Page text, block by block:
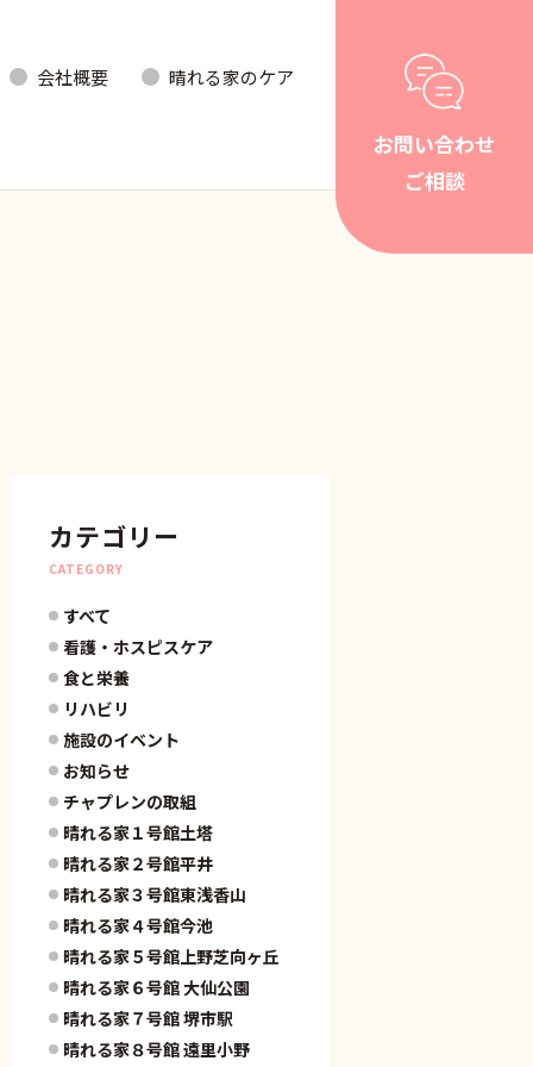
会社概要 晴れる家のケア
お問い合わせ
ご相談
カテゴリー
CATEGORY
すべて
看護・ホスピスケア
食と栄養
リハビリ
施設のイベント
お知らせ
チャプレンの取組
晴れる家１号館土塔
晴れる家２号館平井
晴れる家３号館東浅香山
晴れる家４号館今池
晴れる家５号館上野芝向ヶ丘
晴れる家６号館 大仙公園
晴れる家７号館 堺市駅
晴れる家８号館 遠里小野